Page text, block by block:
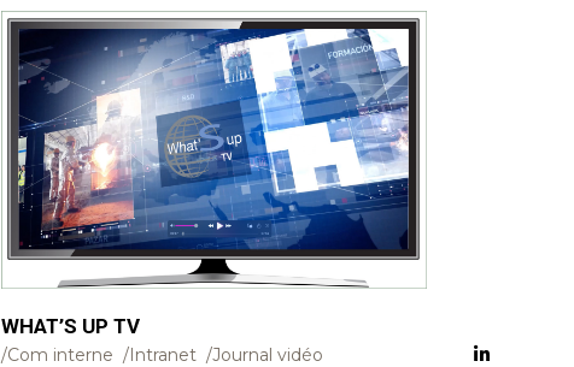
WHAT’S UP TV
Com interne Intranet Journal vidéo